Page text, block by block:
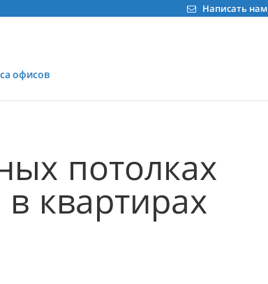
Написать нам
офисов
потолках
квартирах